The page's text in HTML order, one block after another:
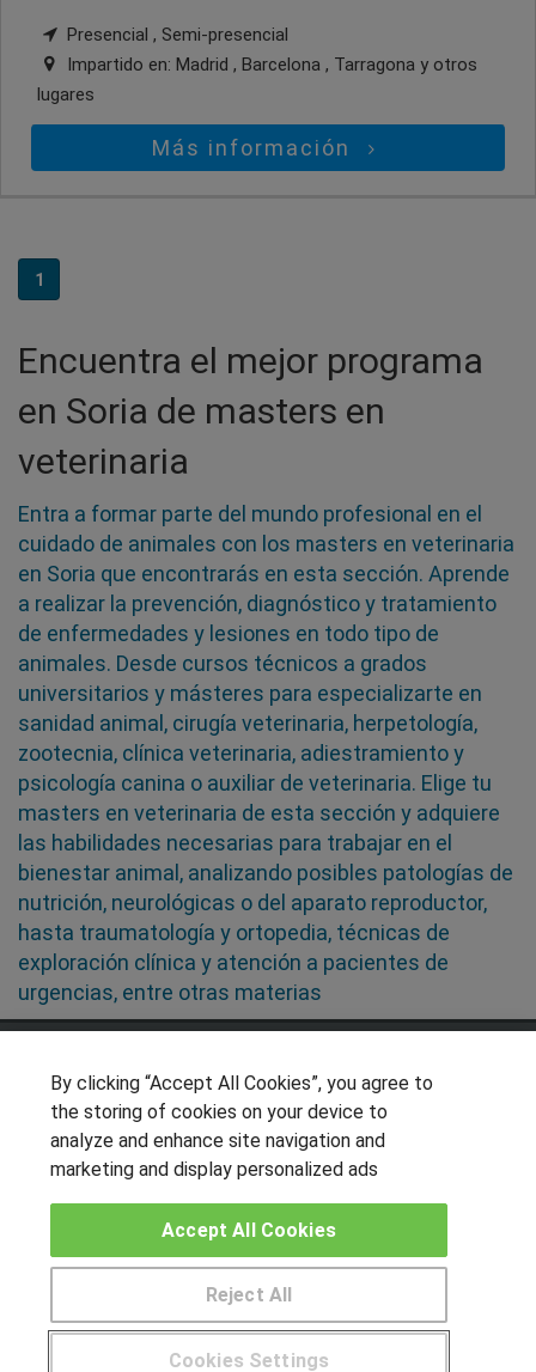
Presencial , Semi-presencial
Impartido en: Madrid , Barcelona , Tarragona y otros
lugares
Más información
1
Encuentra el mejor programa
en Soria de masters en
veterinaria
Entra a formar parte del mundo profesional en el
cuidado de animales con los masters en veterinaria
en Soria que encontrarás en esta sección. Aprende
a realizar la prevención, diagnóstico y tratamiento
de enfermedades y lesiones en todo tipo de
animales. Desde cursos técnicos a grados
universitarios y másteres para especializarte en
sanidad animal, cirugía veterinaria, herpetología,
zootecnia, clínica veterinaria, adiestramiento y
psicología canina o auxiliar de veterinaria. Elige tu
masters en veterinaria de esta sección y adquiere
las habilidades necesarias para trabajar en el
bienestar animal, analizando posibles patologías de
nutrición, neurológicas o del aparato reproductor,
hasta traumatología y ortopedia, técnicas de
exploración clínica y atención a pacientes de
urgencias, entre otras materias
OTROS GRUPOS DE INTERES
Locos por las becas
By clicking “Accept All Cookies”, you agree to
the storing of cookies on your device to
analyze and enhance site navigation and
marketing and display personalized ads
Cookies Settings
Reject All
Accept All Cookies